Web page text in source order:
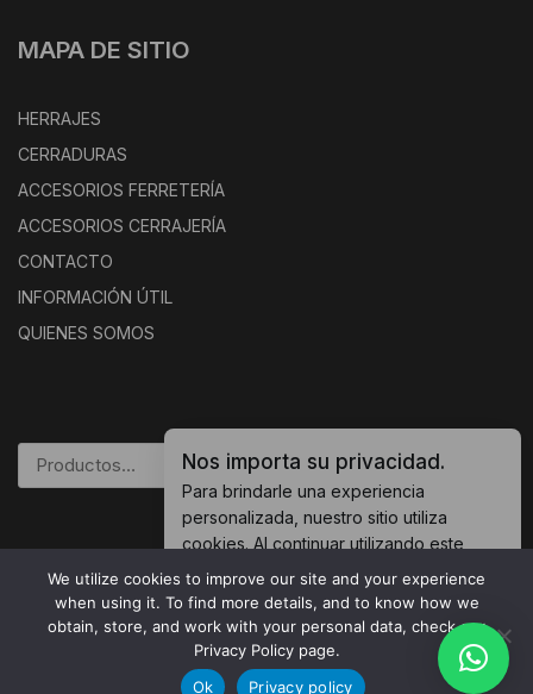
MAPA DE SITIO
HERRAJES
CERRADURAS
ACCESORIOS FERRETERÍA
ACCESORIOS CERRAJERÍA
CONTACTO
INFORMACIÓN ÚTIL
QUIENES SOMOS
BUSCAR
© 2026 Herrametal | Política de Privacidad
Nos importa su privacidad.
Para brindarle una experiencia
personalizada, nuestro sitio utiliza
cookies. Al continuar utilizando este
sitio, usted acepta nuestras
política de
cookies.
Accept Cookies
We utilize cookies to improve our site and your experience
when using it. To find more details, and to know how we
obtain, store, and work with your personal data, check our
Privacy Policy page.
Ok
Privacy policy